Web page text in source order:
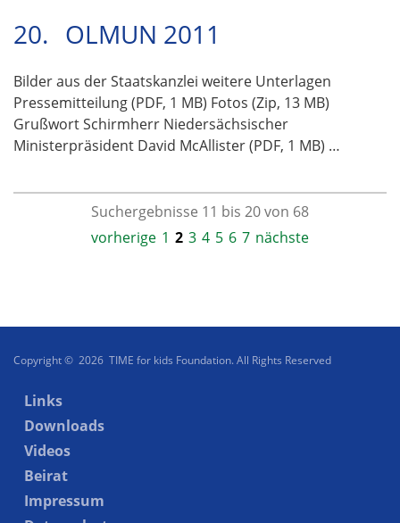
20. OLMUN 2011
Bilder aus der Staatskanzlei weitere Unterlagen
Pressemitteilung (PDF, 1 MB) Fotos (Zip, 13 MB)
Grußwort Schirmherr Niedersächsischer
Ministerpräsident David McAllister (PDF, 1 MB) …
Suchergebnisse 11 bis 20 von 68
vorherige 1 2 3 4 5 6 7 nächste
Copyright © 2026 TIME for kids Foundation. All Rights Reserved
Links
Downloads
Videos
Beirat
Impressum